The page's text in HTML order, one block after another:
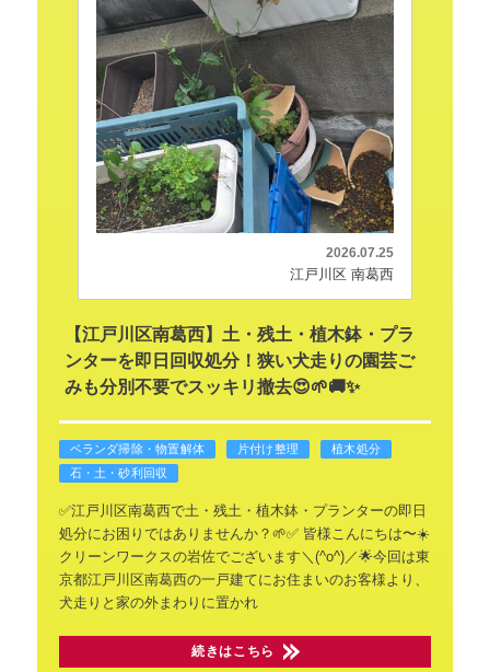
2026.07.25
江戸川区 南葛西
【江戸川区南葛西】土・残土・植木鉢・プラ
ンターを即日回収処分！狭い犬走りの園芸ご
みも分別不要でスッキリ撤去😍🌱🚚✨
ベランダ掃除・物置解体 片付け整理
植木処分
石・土・砂利回収
✅️江戸川区南葛西で土・残土・植木鉢・プランターの即日
処分にお困りではありませんか？🌱✅️ 皆様こんにちは〜☀️
クリーンワークスの岩佐でございます＼(^o^)／🌟今回は東
京都江戸川区南葛西の一戸建てにお住まいのお客様より、
犬走りと家の外まわりに置かれ
続きはこちら